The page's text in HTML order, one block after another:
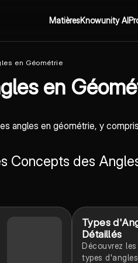
MatièresKnowunity AI
en Géométrie
en
angles en géométrie, y
Concepts des
Types
Détaillés
Découvrez
types